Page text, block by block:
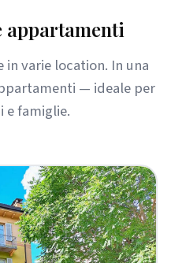
appartamenti
varie location. In una
— ideale per
e famiglie.